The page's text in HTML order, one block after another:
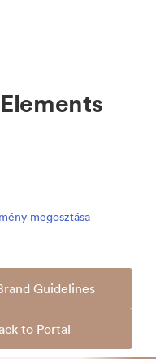
megosztása
Guidelines
to Portal